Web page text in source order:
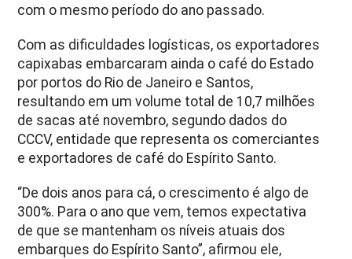
com o mesmo período do ano passado.
Com as dificuldades logísticas, os exportadores
capixabas embarcaram ainda o café do Estado
por portos do Rio de Janeiro e Santos,
resultando em um volume total de 10,7 milhões
de sacas até novembro, segundo dados do
CCCV, entidade que representa os comerciantes
e exportadores de café do Espírito Santo.
“De dois anos para cá, o crescimento é algo de
300%. Para o ano que vem, temos expectativa
de que se mantenham os níveis atuais dos
embarques do Espírito Santo”, afirmou ele,